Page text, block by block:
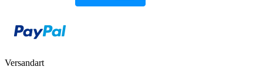
Versandart